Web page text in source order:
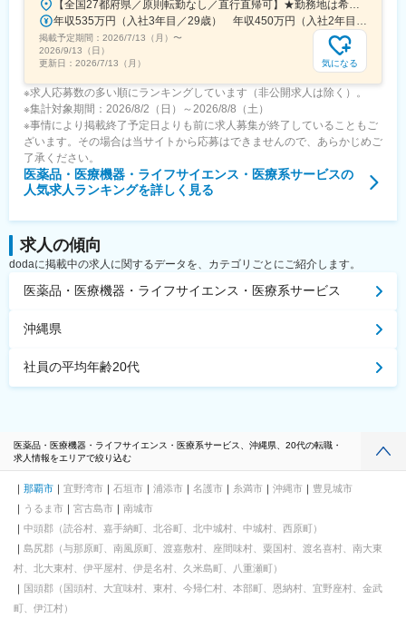
【全国27都府県／原則転勤なし／直行直帰可】★勤務地は希望を考慮★拠点により車通勤OK※充足状況により、ご希望の勤務地での募集が終了している場合があります。※転居を伴う転勤の有無は、半年ごとに希望を伺い、選択いただけます。■東北■・宮城県（仙台市）■関東■・東京都（東京23区など）・神奈川県（横浜市など）・埼玉県（さいたま市など）・千葉県（千葉市など）・茨城県（水戸市）・栃木県（宇都宮市／足利市）・群馬県（前橋市）■東海■・愛知県（名古屋市／豊田市／豊橋市／小牧市）・静岡県（静岡市／浜松市／沼津市／焼津市／富士市）・岐阜県（岐阜市）・三重県（四日市市）■信越・北陸■・長野県（長野市）・山梨県（甲府市）・石川県（金沢市）・富山県（富山市）・福井県（福井市）■関西■・大阪府・兵庫県（神戸市／尼崎市／姫路市）・京都府（京都市）・奈良県（奈良市／天理市）・滋賀県（大津市／彦根市）・和歌山県（和歌山市／田辺市）■中国■・広島県（広島市）・岡山県（岡山市）■四国■・香川県（高松市）■九州■・福岡県（福岡市）
年収535万円（入社3年目／29歳） 年収450万円（入社2年目／26歳）
掲載予定期間： 2026/7/13（月） 〜
2026/9/13（日）
更新日： 2026/7/13（月） 気になる
※求人応募数の多い順にランキングしています（非公開求人は除く）。
※集計対象期間：2026/8/2（日）～2026/8/8（土）
※事情により掲載終了予定日よりも前に求人募集が終了していることもご
ざいます。その場合は当サイトから応募はできませんので、あらかじめご
了承ください。
医薬品・医療機器・ライフサイエンス・医療系サービスの
人気求人ランキングを詳しく見る
求人の傾向
dodaに掲載中の求人に関するデータを、カテゴリごとにご紹介します。
医薬品・医療機器・ライフサイエンス・医療系サービス
沖縄県
社員の平均年齢20代
医薬品・医療機器・ライフサイエンス・医療系サービス、沖縄県、20代の転職・
求人情報をエリアで絞り込む
那覇市 宜野湾市 石垣市 浦添市 名護市 糸満市 沖縄市
豊見城市
うるま市
宮古島市
南城市
中頭郡（読谷村、嘉手納町、北谷町、北中城村、中城村、西原町）
島尻郡（与那原町、南風原町、渡嘉敷村、座間味村、粟国村、渡名喜村、南大東
村、北大東村、伊平屋村、伊是名村、久米島町、八重瀬町）
国頭郡（国頭村、大宜味村、東村、今帰仁村、本部町、恩納村、宜野座村、金武
町、伊江村）